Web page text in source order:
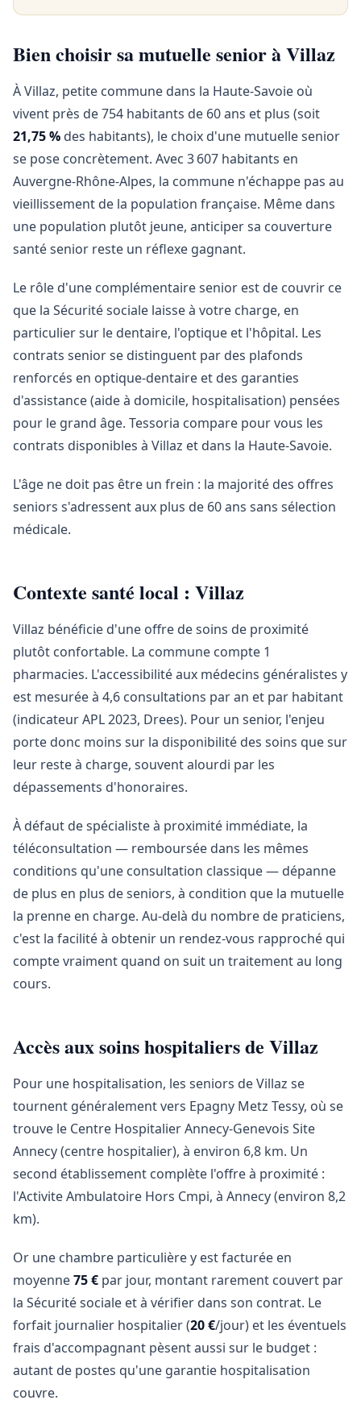
Bien choisir sa mutuelle senior à Villaz
À Villaz, petite commune dans la Haute-Savoie où
vivent près de 754 habitants de 60 ans et plus (soit
21,75 % des habitants), le choix d'une mutuelle senior
se pose concrètement. Avec 3 607 habitants en
Auvergne-Rhône-Alpes, la commune n'échappe pas au
vieillissement de la population française. Même dans
une population plutôt jeune, anticiper sa couverture
santé senior reste un réflexe gagnant.
Le rôle d'une complémentaire senior est de couvrir ce
que la Sécurité sociale laisse à votre charge, en
particulier sur le dentaire, l'optique et l'hôpital. Les
contrats senior se distinguent par des plafonds
renforcés en optique-dentaire et des garanties
d'assistance (aide à domicile, hospitalisation) pensées
pour le grand âge. Tessoria compare pour vous les
contrats disponibles à Villaz et dans la Haute-Savoie.
L'âge ne doit pas être un frein : la majorité des offres
seniors s'adressent aux plus de 60 ans sans sélection
médicale.
Contexte santé local : Villaz
Villaz bénéficie d'une offre de soins de proximité
plutôt confortable. La commune compte 1
pharmacies. L'accessibilité aux médecins généralistes y
est mesurée à 4,6 consultations par an et par habitant
(indicateur APL 2023, Drees). Pour un senior, l'enjeu
porte donc moins sur la disponibilité des soins que sur
leur reste à charge, souvent alourdi par les
dépassements d'honoraires.
À défaut de spécialiste à proximité immédiate, la
téléconsultation — remboursée dans les mêmes
conditions qu'une consultation classique — dépanne
de plus en plus de seniors, à condition que la mutuelle
la prenne en charge. Au-delà du nombre de praticiens,
c'est la facilité à obtenir un rendez-vous rapproché qui
compte vraiment quand on suit un traitement au long
cours.
Accès aux soins hospitaliers de Villaz
Pour une hospitalisation, les seniors de Villaz se
tournent généralement vers Epagny Metz Tessy, où se
trouve le Centre Hospitalier Annecy-Genevois Site
Annecy (centre hospitalier), à environ 6,8 km. Un
second établissement complète l'offre à proximité :
l'Activite Ambulatoire Hors Cmpi, à Annecy (environ 8,2
km).
Or une chambre particulière y est facturée en
moyenne75 € par jour, montant rarement couvert par
la Sécurité sociale et à vérifier dans son contrat. Le
forfait journalier hospitalier (20 €/jour) et les éventuels
frais d'accompagnant pèsent aussi sur le budget :
autant de postes qu'une garantie hospitalisation
couvre.